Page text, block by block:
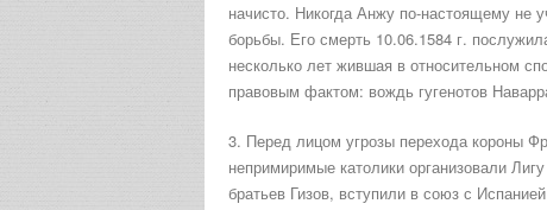
начисто. Никогда Анжу по-настоящему не
борьбы. Его смерть 10.06.1584 г.
несколько лет жившая в относительном
правовым фактом: вождь гугенотов
3. Перед лицом угрозы перехода короны
непримиримые католики организовали
братьев Гизов, вступили в союз с